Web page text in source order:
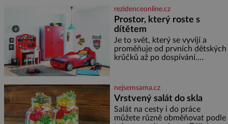
Placzek, Löw-Beer, Fuhrmann,
Kohn a Stiassni se stanou
jednou z hlavních
dramaturgických linií festivalu
židovské kultury ŠTETL FEST
2026. Některé návraty nejsou
jednoduché. Místa, která si
rezidenceonline.cz
Prostor, který roste s
dítětem
Je to svět, který se vyvíjí a
proměňuje od prvních dětských
krůčků až po dospívání.
soustředění i odpočinek a
reaguje na každou etapu života
a specifické potřeby dítěte. Pro
nejmenší je klíčová
jednoduchost, měkkost a
nejsemsama.cz
Vrstvený salát do skla
Salát na cesty i do práce
můžete různě obměňovat podle